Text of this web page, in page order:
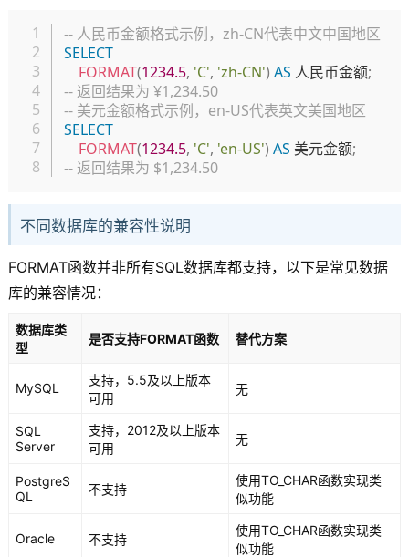
-- 人民币金额格式示例，zh-CN代表中文中国地区
SELECT
FORMAT(1234.5, 'C', 'zh-CN') AS 人民币金额;
-- 返回结果为 ¥1,234.50
-- 美元金额格式示例，en-US代表英文美国地区
SELECT
FORMAT(1234.5, 'C', 'en-US') AS 美元金额;
-- 返回结果为 $1,234.50
复制
不同数据库的兼容性说明
FORMAT函数并非所有SQL数据库都支持，以下是常见数据
库的兼容情况：
数据库类
型
是否支持FORMAT函数 替代方案
MySQL
支持，5.5及以上版本
可用
无
SQL
Server
支持，2012及以上版本
可用
无
PostgreS
QL
不支持
使用TO_CHAR函数实现类
似功能
Oracle 不支持
使用TO_CHAR函数实现类
似功能